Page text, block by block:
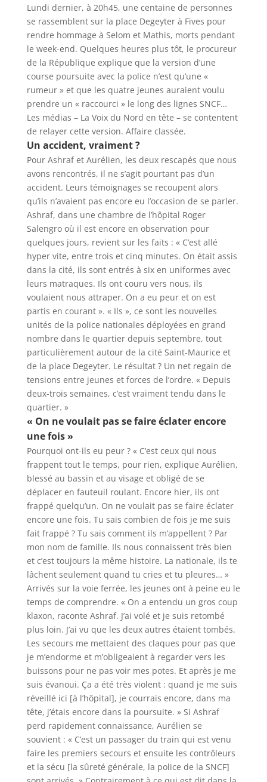
Lundi dernier, à 20h45, une centaine de personnes
se rassemblent sur la place Degeyter à Fives pour
rendre hommage à Selom et Mathis, morts pendant
le week-end. Quelques heures plus tôt, le procureur
de la République explique que la version d’une
course poursuite avec la police n’est qu’une «
rumeur» et que les quatre jeunes auraient voulu
prendre un « raccourci » le long des lignes SNCF…
Les médias – La Voix du Nord en tête – se contentent
de relayer cette version. Affaire classée.
Un accident, vraiment ?
Pour Ashraf et Aurélien, les deux rescapés que nous
avons rencontrés, il ne s’agit pourtant pas d’un
accident. Leurs témoignages se recoupent alors
qu’ils n’avaient pas encore eu l’occasion de se parler.
Ashraf, dans une chambre de l’hôpital Roger
Salengro où il est encore en observation pour
quelques jours, revient sur les faits : « C’est allé
hyper vite, entre trois et cinq minutes. On était assis
dans la cité, ils sont entrés à six en uniformes avec
leurs matraques. Ils ont couru vers nous, ils
voulaient nous attraper. On a eu peur et on est
partis en courant». « Ils », ce sont les nouvelles
unités de la police nationales déployées en grand
nombre dans le quartier depuis septembre, tout
particulièrement autour de la cité Saint-Maurice et
de la place Degeyter. Le résultat ? Un net regain de
tensions entre jeunes et forces de l’ordre. « Depuis
deux-trois semaines, c’est vraiment tendu dans le
quartier. »
« On ne voulait pas se faire éclater encore
une fois»
Pourquoi ont-ils eu peur ? « C’est ceux qui nous
frappent tout le temps, pour rien, explique Aurélien,
blessé au bassin et au visage et obligé de se
déplacer en fauteuil roulant. Encore hier, ils ont
frappé quelqu’un. On ne voulait pas se faire éclater
encore une fois. Tu sais combien de fois je me suis
fait frappé ? Tu sais comment ils m’appellent ? Par
mon nom de famille. Ils nous connaissent très bien
et c’est toujours la même histoire. La nationale, ils te
lâchent seulement quand tu cries et tu pleures… »
Arrivés sur la voie ferrée, les jeunes ont à peine eu le
temps de comprendre. « On a entendu un gros coup
klaxon, raconte Ashraf. J’ai volé et je suis retombé
plus loin. J’ai vu que les deux autres étaient tombés.
Les secours me mettaient des claques pour pas que
je m’endorme et m’obligeaient à regarder vers les
buissons pour ne pas voir mes potes. Et après je me
suis évanoui. Ça a été très violent : quand je me suis
réveillé ici [à l’hôpital], je courrais encore, dans ma
tête, j’étais encore dans la poursuite. » Si Ashraf
perd rapidement connaissance, Aurélien se
souvient : « C’est un passager du train qui est venu
faire les premiers secours et ensuite les contrôleurs
et la sécu [la sûreté générale, la police de la SNCF]